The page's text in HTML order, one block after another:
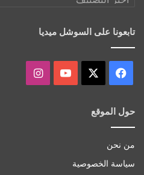
تابعونا على السوشل ميديا
فيسبوك ‫YouTubeانستقرام
حول الموقع
من نحن
سياسة الخصوصية